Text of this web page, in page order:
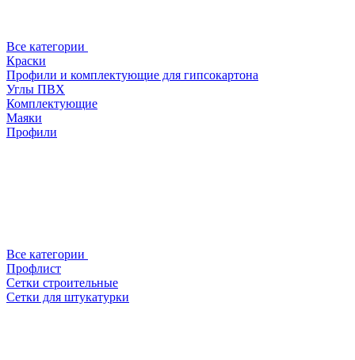
Все категории
Краски
Профили и комплектующие для гипсокартона
Углы ПВХ
Комплектующие
Маяки
Профили
Все категории
Профлист
Сетки строительные
Сетки для штукатурки